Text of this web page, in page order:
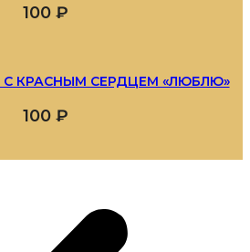
100 ₽
КРАСНЫМ СЕРДЦЕМ «ЛЮБЛЮ»
100 ₽